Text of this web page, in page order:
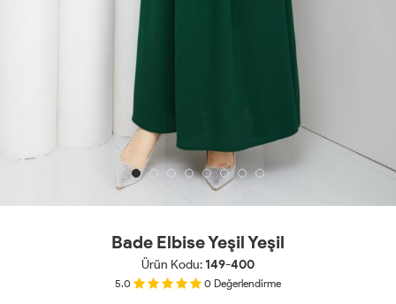
Bade Elbise Yeşil Yeşil
Ürün Kodu:149-400
5.0 0 Değerlendirme